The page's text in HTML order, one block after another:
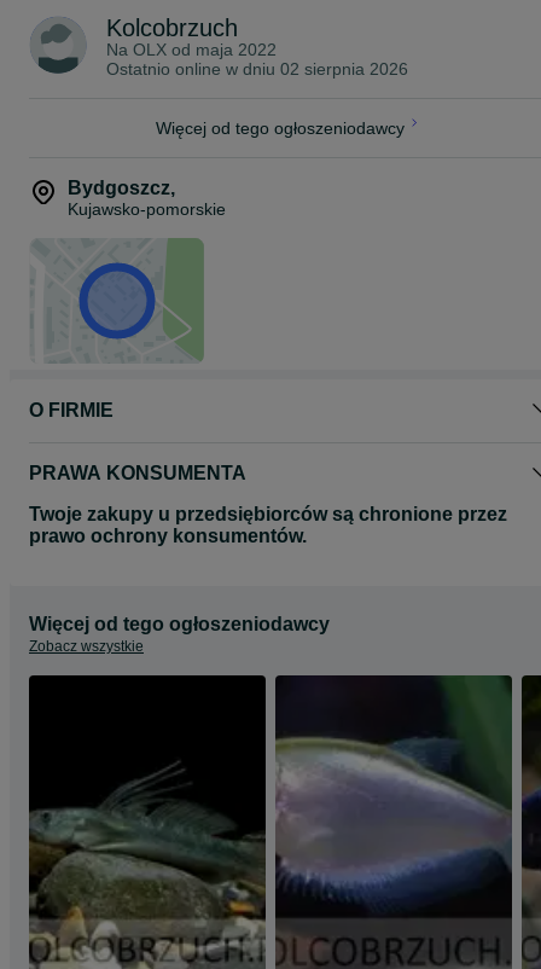
Posiadamy wymagane uprawnienia oraz zawartą umowę, które
umożliwiają nam legalny przewóz żywych zwierząt.
Koszt wysyłki:
Kolcobrzuch
Na OLX od maja 2022
Ostatnio online w dniu 02 sierpnia 2026
Więcej od tego ogłoszeniodawcy
Bydgoszcz,
Kujawsko-pomorskie
O FIRMIE
PRAWA KONSUMENTA
Twoje zakupy u przedsiębiorców są chronione przez
prawo ochrony konsumentów.
Więcej od tego ogłoszeniodawcy
Zobacz wszystkie